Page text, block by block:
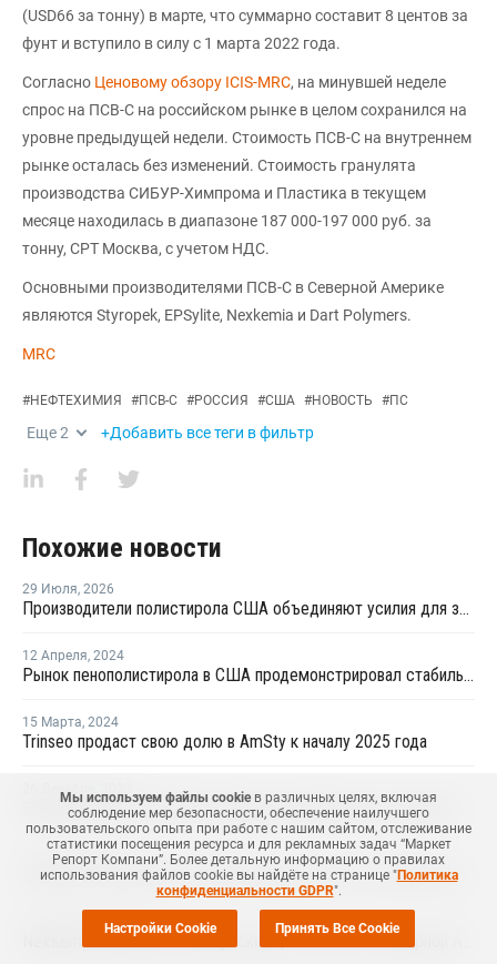
(USD66 за тонну) в марте, что суммарно составит 8 центов за
фунт и вступило в силу с 1 марта 2022 года.
Согласно Ценовому обзору ICIS-MRC, на минувшей неделе
спрос на ПСВ-С на российском рынке в целом сохранился на
уровне предыдущей недели. Стоимость ПСВ-С на внутреннем
рынке осталась без изменений. Стоимость гранулята
производства СИБУР-Химпрома и Пластика в текущем
месяце находилась в диапазоне 187 000-197 000 руб. за
тонну, CPT Москва, с учетом НДС.
Основными производителями ПСВ-С в Северной Америке
являются Styropek, EPSylite, Nexkemia и Dart Polymers.
MRC
#НЕФТЕХИМИЯ #ПСВ-С #РОССИЯ #США #НОВОСТЬ #ПС
Еще2 +Добавить все теги в фильтр
Похожие новости
29 Июля, 2026
Производители полистирола США объединяют усилия для защиты рынка от экологических ограничений
12 Апреля, 2024
Рынок пенополистирола в США продемонстрировал стабильность и устойчивость в марте
15 Марта, 2024
Trinseo продаст свою долю в AmSty к началу 2025 года
26 Декабря
17 Ноября,2023
, 2023
Мы используем файлы cookieв различных целях, включая
соблюдение мер безопасности, обеспечение наилучшего
пользовательского опыта при работе с нашим сайтом, отслеживание
статистики посещения ресурса и для рекламных задач “Маркет
Репорт Компани”. Более детальную информацию о правилах
использования файлов cookie вы найдёте на странице "Политика
конфиденциальности GDPR".
Настройки Cookie Принять Все Cookie